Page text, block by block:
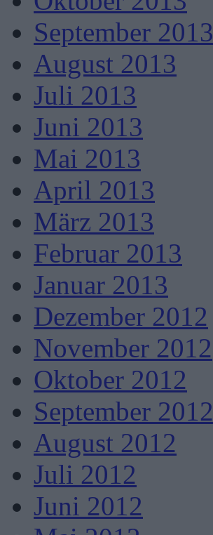
September 2013
August 2013
Juli 2013
Juni 2013
Mai 2013
April 2013
März 2013
Februar 2013
Januar 2013
Dezember 2012
November 2012
Oktober 2012
September 2012
August 2012
Juli 2012
Juni 2012